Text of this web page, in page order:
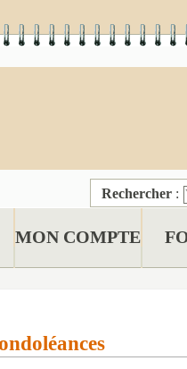
Rechercher :
MON COMPTE